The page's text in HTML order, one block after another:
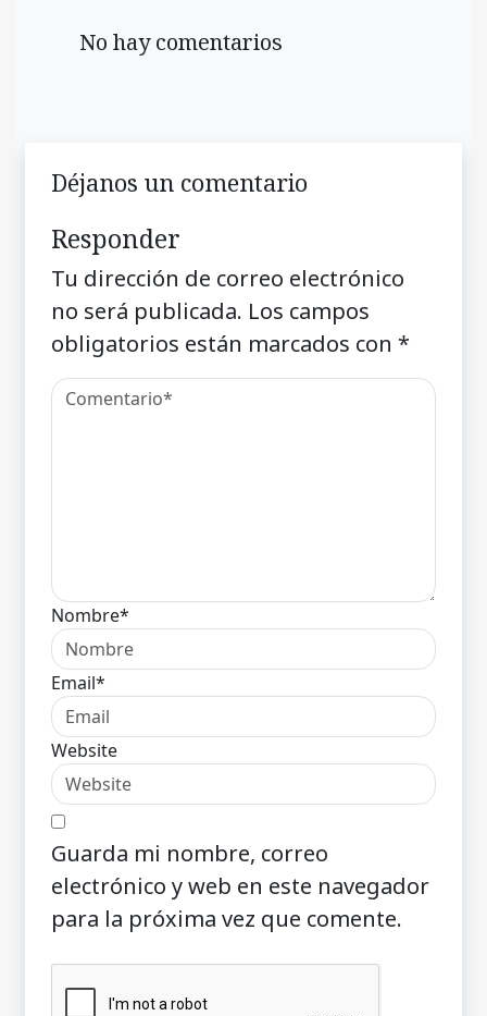
No hay comentarios
Déjanos un comentario
Responder
Tu dirección de correo electrónico
no será publicada. Los campos
obligatorios están marcados con *
Nombre*
Email*
Website
Guarda mi nombre, correo
electrónico y web en este navegador
para la próxima vez que comente.